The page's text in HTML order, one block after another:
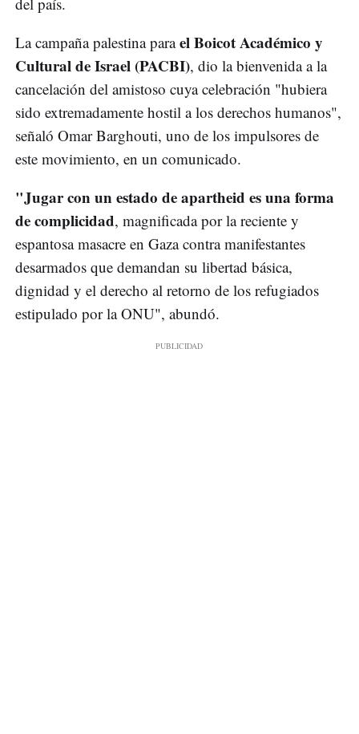
La campaña palestina parael Boicot Académico y
Cultural de Israel (PACBI), dio la bienvenida a la
cancelación del amistoso cuya celebración "hubiera
sido extremadamente hostil a los derechos humanos",
señaló Omar Barghouti, uno de los impulsores de
este movimiento, en un comunicado.
"Jugar con un estado de apartheid es una forma
de complicidad, magnificada por la reciente y
espantosa masacre en Gaza contra manifestantes
desarmados que demandan su libertad básica,
dignidad y el derecho al retorno de los refugiados
estipulado por la ONU", abundó.